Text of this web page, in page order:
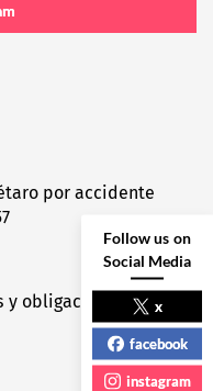
por accidente
y obligaciones para
Follow us on
Social Media
x
facebook
instagram